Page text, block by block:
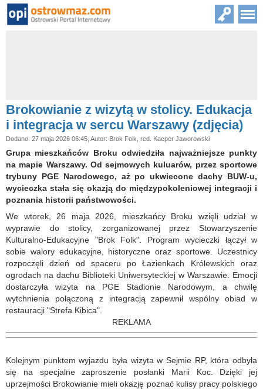
Brokowianie z wizytą w stolicy. Edukacja
i integracja w sercu Warszawy (zdjęcia)
Dodano: 27 maja 2026 06:45, Autor: Brok Folk, red. Kacper Jaworowski
Grupa mieszkańców Broku odwiedziła najważniejsze punkty
na mapie Warszawy. Od sejmowych kuluarów, przez sportowe
trybuny PGE Narodowego, aż po ukwiecone dachy BUW-u,
wycieczka stała się okazją do międzypokoleniowej integracji i
poznania historii państwowości.
We wtorek, 26 maja 2026, mieszkańcy Broku wzięli udział w
wyprawie do stolicy, zorganizowanej przez Stowarzyszenie
Kulturalno-Edukacyjne "Brok Folk". Program wycieczki łączył w
sobie walory edukacyjne, historyczne oraz sportowe. Uczestnicy
rozpoczęli dzień od spaceru po Łazienkach Królewskich oraz
ogrodach na dachu Biblioteki Uniwersyteckiej w Warszawie. Emocji
dostarczyła wizyta na PGE Stadionie Narodowym, a chwilę
wytchnienia połączoną z integracją zapewnił wspólny obiad w
restauracji "Strefa Kibica".
REKLAMA
Kolejnym punktem wyjazdu była wizyta w Sejmie RP, która odbyła
się na specjalne zaproszenie posłanki Marii Koc. Dzięki jej
uprzejmości Brokowianie mieli okazję poznać kulisy pracy polskiego